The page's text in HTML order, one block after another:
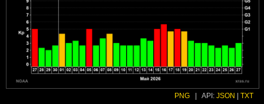
PNG API: JSON TXT